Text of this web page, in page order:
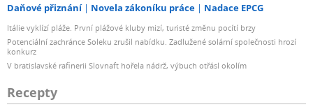
Daňové přiznání Novela zákoníku práce Nadace EPCG
Itálie vyklízí pláže. První plážové kluby mizí, turisté změnu pocítí brzy
Potenciální zachránce Soleku zrušil nabídku. Zadlužené solární společnosti hrozí
konkurz
V bratislavské rafinerii Slovnaft hořela nádrž, výbuch otřásl okolím
Recepty